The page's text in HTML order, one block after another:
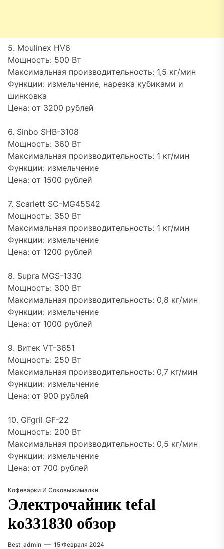
5. Moulinex HV6
Мощность: 500 Вт
Максимальная производительность: 1,5 кг/мин
Функции: измельчение, нарезка кубиками и
шинковка
Цена: от 3200 рублей
6. Sinbo SHB-3108
Мощность: 360 Вт
Максимальная производительность: 1 кг/мин
Функции: измельчение
Цена: от 1500 рублей
7. Scarlett SC-MG45S42
Мощность: 350 Вт
Максимальная производительность: 1 кг/мин
Функции: измельчение
Цена: от 1200 рублей
8. Supra MGS-1330
Мощность: 300 Вт
Максимальная производительность: 0,8 кг/мин
Функции: измельчение
Цена: от 1000 рублей
9. Витек VT-3651
Мощность: 250 Вт
Максимальная производительность: 0,7 кг/мин
Функции: измельчение
Цена: от 900 рублей
10. GFgril GF-22
Мощность: 200 Вт
Максимальная производительность: 0,5 кг/мин
Функции: измельчение
Цена: от 700 рублей
Кофеварки И Соковыжималки
Электрочайник tefal
ko331830 обзор
Best_admin 15 Февраля 2024